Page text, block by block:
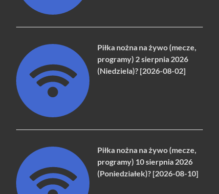
Piłka nożna na żywo (mecze,
programy) 2 sierpnia 2026
(Niedziela)? [2026-08-02]
Piłka nożna na żywo (mecze,
programy) 10 sierpnia 2026
(Poniedziałek)? [2026-08-10]